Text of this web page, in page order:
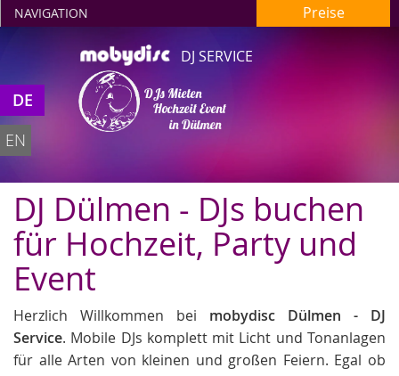
DJ SERVICE
DJs Mieten
Hochzeit Event
in Dülmen
NAVIGATION Preise
DE
EN
DJ Dülmen - DJs buchen
für Hochzeit, Party und
Event
Herzlich Willkommen bei mobydisc Dülmen - DJ
Service. Mobile DJs komplett mit Licht und Tonanlagen
für alle Arten von kleinen und großen Feiern. Egal ob